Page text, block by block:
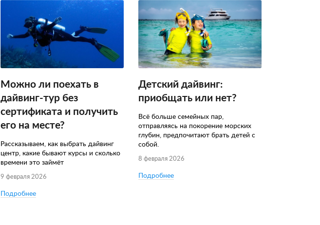
Можно ли поехать в
дайвинг-тур без
сертификата и получить
его на месте?
Рассказываем, как выбрать дайвинг
центр, какие бывают курсы и сколько
времени это займёт
9 февраля 2026
Подробнее
Детский дайвинг:
приобщать или нет?
Всё больше семейных пар,
отправляясь на покорение морских
глубин, предпочитают брать детей с
собой.
8 февраля 2026
Подробнее